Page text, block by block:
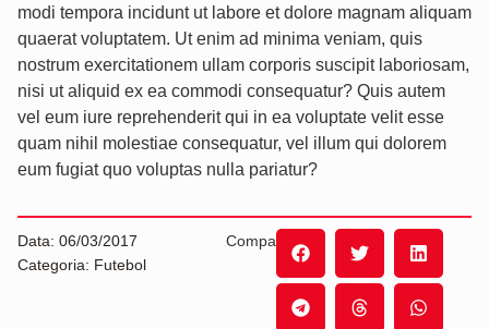
modi tempora incidunt ut labore et dolore magnam aliquam
quaerat voluptatem. Ut enim ad minima veniam, quis
nostrum exercitationem ullam corporis suscipit laboriosam,
nisi ut aliquid ex ea commodi consequatur? Quis autem
vel eum iure reprehenderit qui in ea voluptate velit esse
quam nihil molestiae consequatur, vel illum qui dolorem
eum fugiat quo voluptas nulla pariatur?
Data: 06/03/2017
Categoria: Futebol
Compartilhe: